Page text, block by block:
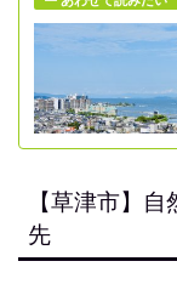
【草津市】
先